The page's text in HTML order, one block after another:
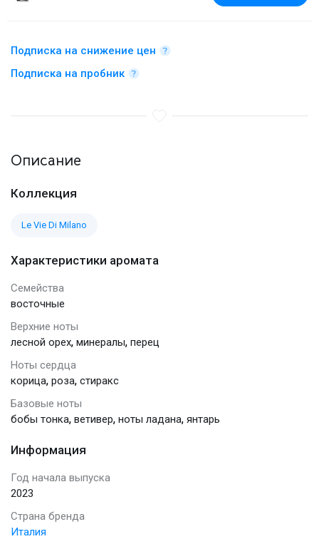
Подписка на снижение цен
Подписка на пробник
Описание
Коллекция
Le Vie Di Milano
Характеристики аромата
Семейства
восточные
Верхние ноты
лесной орех, минералы, перец
Ноты сердца
корица, роза, стиракс
Базовые ноты
бобы тонка, ветивер, ноты ладана, янтарь
Информация
Год начала выпуска
2023
Страна бренда
Италия